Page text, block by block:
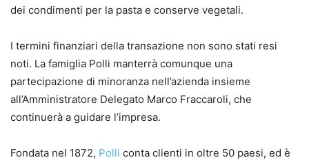
dei condimenti per la pasta e conserve vegetali.
I termini finanziari della transazione non sono stati resi
noti. La famiglia Polli manterrà comunque una
partecipazione di minoranza nell’azienda insieme
all’Amministratore Delegato Marco Fraccaroli, che
continuerà a guidare l’impresa.
Fondata nel 1872, Polli conta clienti in oltre 50 paesi, ed è